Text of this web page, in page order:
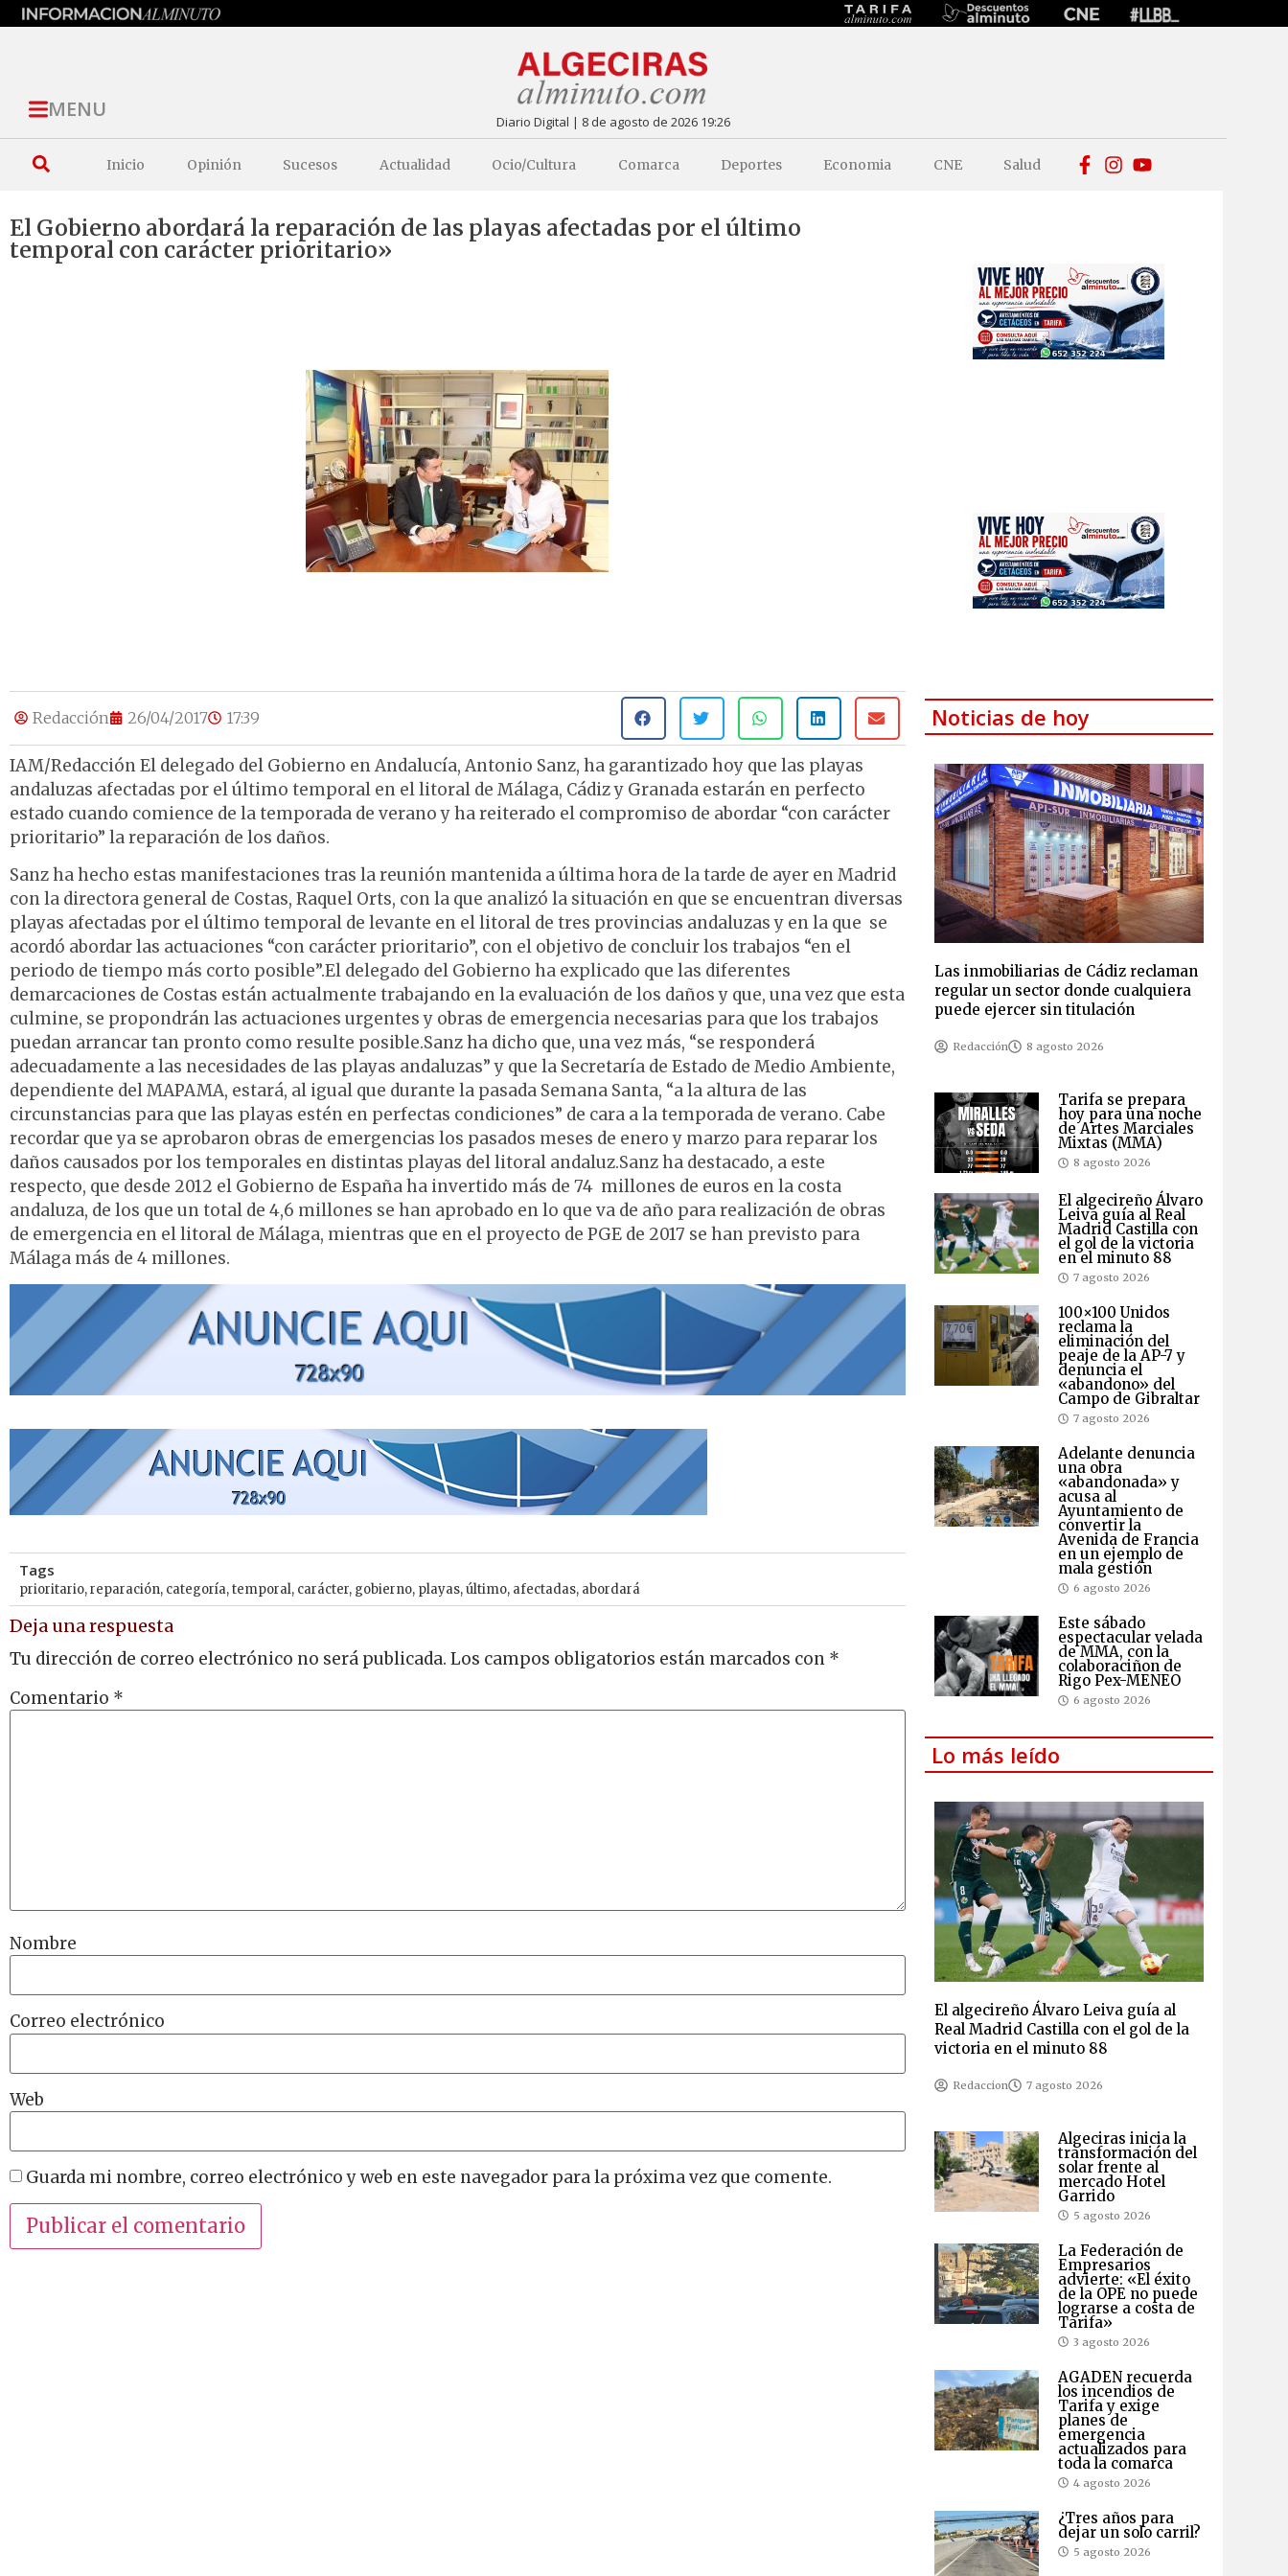
MENU Diario Digital | 8 de agosto de 2026 19:26
Inicio Opinión Sucesos Actualidad Ocio/Cultura Comarca Deportes Economia CNE Salud
El Gobierno abordará la reparación de las playas afectadas por el último
temporal con carácter prioritario»
Redacción 26/04/2017 17:39
IAM/Redacción El delegado del Gobierno en Andalucía, Antonio Sanz, ha garantizado hoy que las playas
andaluzas afectadas por el último temporal en el litoral de Málaga, Cádiz y Granada estarán en perfecto
estado cuando comience de la temporada de verano y ha reiterado el compromiso de abordar “con carácter
prioritario” la reparación de los daños.
Sanz ha hecho estas manifestaciones tras la reunión mantenida a última hora de la tarde de ayer en Madrid
con la directora general de Costas, Raquel Orts, con la que analizó la situación en que se encuentran diversas
playas afectadas por el último temporal de levante en el litoral de tres provincias andaluzas y en la que se
acordó abordar las actuaciones “con carácter prioritario”, con el objetivo de concluir los trabajos “en el
periodo de tiempo más corto posible”.El delegado del Gobierno ha explicado que las diferentes
demarcaciones de Costas están actualmente trabajando en la evaluación de los daños y que, una vez que esta
culmine, se propondrán las actuaciones urgentes y obras de emergencia necesarias para que los trabajos
puedan arrancar tan pronto como resulte posible.Sanz ha dicho que, una vez más, “se responderá
adecuadamente a las necesidades de las playas andaluzas” y que la Secretaría de Estado de Medio Ambiente,
dependiente del MAPAMA, estará, al igual que durante la pasada Semana Santa, “a la altura de las
circunstancias para que las playas estén en perfectas condiciones” de cara a la temporada de verano. Cabe
recordar que ya se aprobaron obras de emergencias los pasados meses de enero y marzo para reparar los
daños causados por los temporales en distintas playas del litoral andaluz.Sanz ha destacado, a este
respecto, que desde 2012 el Gobierno de España ha invertido más de 74 millones de euros en la costa
andaluza, de los que un total de 4,6 millones se han aprobado en lo que va de año para realización de obras
de emergencia en el litoral de Málaga, mientras que en el proyecto de PGE de 2017 se han previsto para
Málaga más de 4 millones.
Tags
prioritario,reparación, categoría,temporal, carácter, gobierno, playas,último, afectadas, abordará
Deja una respuesta
Tu dirección de correo electrónico no será publicada. Los campos obligatorios están marcados con *
Comentario *
Nombre
Correo electrónico
Web
Guarda mi nombre, correo electrónico y web en este navegador para la próxima vez que comente.
Noticias de hoy
Las inmobiliarias de Cádiz reclaman
regular un sector donde cualquiera
puede ejercer sin titulación
Redacción 8 agosto 2026
Tarifa se prepara
hoy para una noche
de Artes Marciales
Mixtas (MMA)
8 agosto 2026
El algecireño Álvaro
Leiva guía al Real
Madrid Castilla con
el gol de la victoria
en el minuto 88
7 agosto 2026
100×100 Unidos
reclama la
eliminación del
peaje de la AP-7 y
denuncia el
«abandono» del
Campo de Gibraltar
7 agosto 2026
Adelante denuncia
una obra
«abandonada» y
acusa al
Ayuntamiento de
convertir la
Avenida de Francia
en un ejemplo de
mala gestión
6 agosto 2026
Este sábado
espectacular velada
de MMA, con la
colaboraciñon de
Rigo Pex-MENEO
6 agosto 2026
Lo más leído
El algecireño Álvaro Leiva guía al
Real Madrid Castilla con el gol de la
victoria en el minuto 88
Redaccion 7 agosto 2026
Algeciras inicia la
transformación del
solar frente al
mercado Hotel
Garrido
5 agosto 2026
La Federación de
Empresarios
advierte: «El éxito
de la OPE no puede
lograrse a costa de
Tarifa»
3 agosto 2026
AGADEN recuerda
los incendios de
Tarifa y exige
planes de
emergencia
actualizados para
toda la comarca
4 agosto 2026
¿Tres años para
dejar un solo carril?
5 agosto 2026